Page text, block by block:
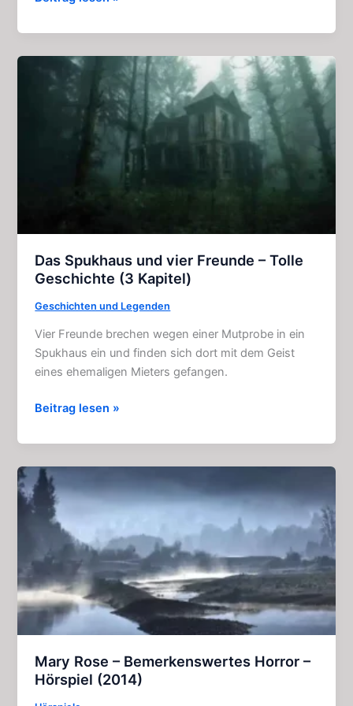
in
Salem
Spannender
Das Spukhaus und vier Freunde – Tolle
Geschichte (3 Kapitel)
Geschichten und Legenden
Vier Freunde brechen wegen einer Mutprobe in ein
Spukhaus ein und finden sich dort mit dem Geist
eines ehemaligen Mieters gefangen.
Das
und
vier
Freunde
Tolle
Geschichte
(3
Kapitel)
Beitrag lesen »
Mary Rose – Bemerkenswertes Horror –
Hörspiel (2014)